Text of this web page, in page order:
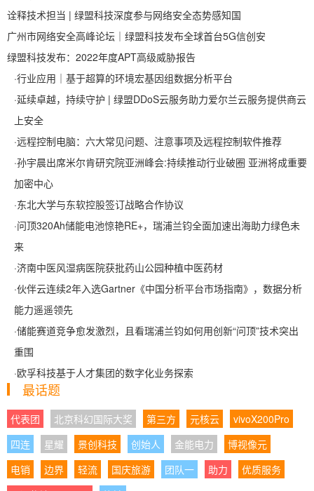
诠释技术担当 | 绿盟科技深度参与网络安全态势感知国
广州市网络安全高峰论坛｜绿盟科技发布全球首台5G信创安
绿盟科技发布：2022年度APT高级威胁报告
·行业应用｜基于超算的环境宏基因组数据分析平台
·延续卓越，持续守护 | 绿盟DDoS云服务助力爱尔兰云服务提供商云
上安全
·远程控制电脑：六大常见问题、注意事项及远程控制软件推荐
·孙宇晨出席米尔肯研究院亚洲峰会:持续推动行业破圈 亚洲将成重要
加密中心
·东北大学与东软控股签订战略合作协议
·问顶320Ah储能电池惊艳RE+，瑞浦兰钧全面加速出海助力绿色未
来
·济南中医风湿病医院获批药山公园种植中医药材
·伙伴云连续2年入选Gartner《中国分析平台市场指南》，数据分析
能力遥遥领先
·储能赛道竞争愈发激烈，且看瑞浦兰钧如何用创新“问顶”技术突出
重围
·欧孚科技基于人才集团的数字化业务探索
最话题
代表团 北京科幻国际大奖 第三方 元核云
vivoX200Pro
四连
星耀 景创科技 创始人 金能电力
博视像元
电销
边界 轻流 国庆旅游 团队一 助力
优质服务